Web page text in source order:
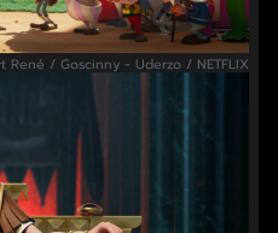
René / Goscinny - Uderzo / NETFLIX